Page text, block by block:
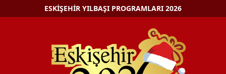
ESKIŞEHIR YILBAŞI PROGRAMLARI 2026